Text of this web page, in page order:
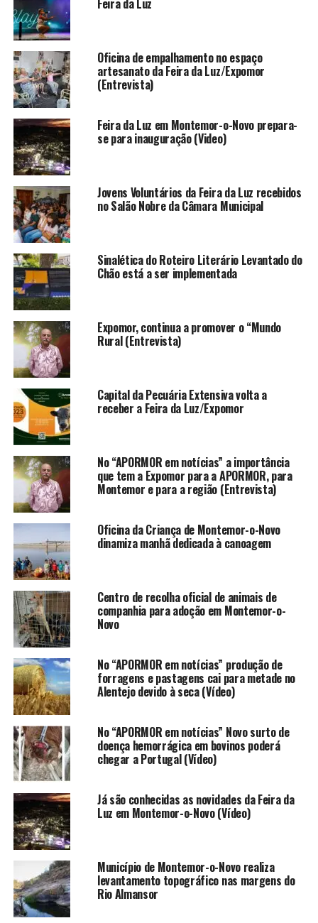
Feira da Luz
Oficina de empalhamento no espaço
artesanato da Feira da Luz/Expomor
(Entrevista)
Feira da Luz em Montemor-o-Novo prepara-
se para inauguração (Video)
Jovens Voluntários da Feira da Luz recebidos
no Salão Nobre da Câmara Municipal
Sinalética do Roteiro Literário Levantado do
Chão está a ser implementada
Expomor, continua a promover o “Mundo
Rural (Entrevista)
Capital da Pecuária Extensiva volta a
receber a Feira da Luz/Expomor
No “APORMOR em notícias” a importância
que tem a Expomor para a APORMOR, para
Montemor e para a região (Entrevista)
Oficina da Criança de Montemor-o-Novo
dinamiza manhã dedicada à canoagem
Centro de recolha oficial de animais de
companhia para adoção em Montemor-o-
Novo
No “APORMOR em notícias” produção de
forragens e pastagens cai para metade no
Alentejo devido à seca (Vídeo)
No “APORMOR em notícias” Novo surto de
doença hemorrágica em bovinos poderá
chegar a Portugal (Vídeo)
Já são conhecidas as novidades da Feira da
Luz em Montemor-o-Novo (Vídeo)
Município de Montemor-o-Novo realiza
levantamento topográfico nas margens do
Rio Almansor